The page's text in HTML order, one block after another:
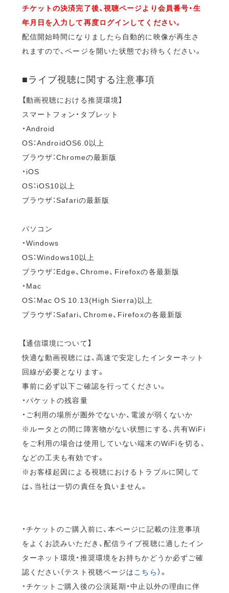
チケットの決済完了後、視聴ページより会員番号・生
年月日を入力して再度ログインしてください。
配信開始時間になりましたら自動的に映像が再生さ
れますので、ページを開いた状態でお待ちください。
■ライブ視聴に関する注意事項
【動画視聴における推奨環境】
スマートフォン・タブレット
・Android
OS：AndroidOS6.0以上
ブラウザ：Chromeの最新版
・iOS
OS：iOS10以上
ブラウザ：Safariの最新版
パソコン
・Windows
OS：Windows10以上
ブラウザ：Edge、Chrome、Firefoxの各最新版
・Mac
OS：Mac OS 10.13(High Sierra)以上
ブラウザ：Safari、Chrome、Firefoxの各最新版
【通信環境について】
快適な動画視聴には、高速で安定したインターネット
回線が必要となります。
事前に必ず以下ご確認を行ってください。
・パケットの残容量
・ご利用の場所が圏外でないか、電波が弱くないか
※ルータとの間に障害物がない状態にする、共有WiFi
をご利用の場合は使用していない端末のWiFiを切る、
などの工夫も有効です。
※お客様起因による視聴におけるトラブルに関して
は、当社は一切の責任を負いません。
・チケットのご購入前に、本ページに記載の注意事項
をよくお読みいただき、配信ライブ視聴に適したイン
ターネット環境・推奨環境をお持ちかどうか必ずご確
認ください（テスト視聴ページは こちら）。
・チケットご購入後の公演延期・中止以外の理由に伴